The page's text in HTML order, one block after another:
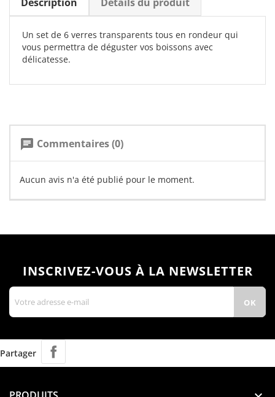
Un set de 6 verres transparents tous en rondeur qui
vous permettra de déguster vos boissons avec
délicatesse.
chat Commentaires (0)
Aucun avis n'a été publié pour le moment.
INSCRIVEZ-VOUS À LA NEWSLETTER
Partager